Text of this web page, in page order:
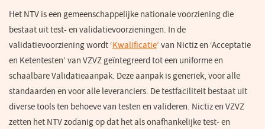
Het NTV is een gemeenschappelijke nationale voorziening die
bestaat uit test- en validatievoorzieningen. In de
validatievoorziening wordt ‘Kwalificatie’ van Nictiz en ‘Acceptatie
en Ketentesten’ van VZVZ geïntegreerd tot een uniforme en
schaalbare Validatieaanpak. Deze aanpak is generiek, voor alle
standaarden en voor alle leveranciers. De testfaciliteit bestaat uit
diverse tools ten behoeve van testen en valideren. Nictiz en VZVZ
zetten het NTV zodanig op dat het als onafhankelijke test- en